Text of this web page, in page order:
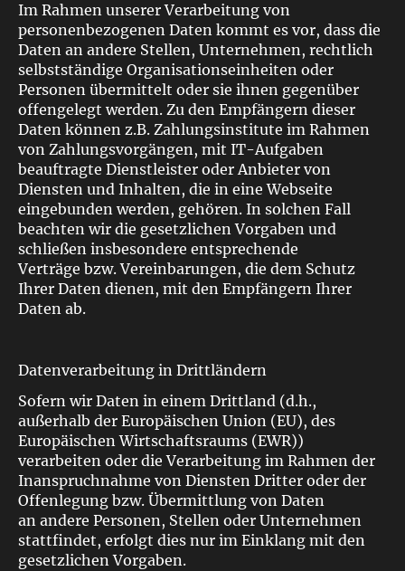
Im Rahmen unserer Verarbeitung von
personenbezogenen Daten kommt es vor, dass die
Daten an andere Stellen, Unternehmen, rechtlich
selbstständige Organisationseinheiten oder
Personen übermittelt oder sie ihnen gegenüber
offengelegt werden. Zu den Empfängern dieser
Daten können z.B. Zahlungsinstitute im Rahmen
von Zahlungsvorgängen, mit IT-Aufgaben
beauftragte Dienstleister oder Anbieter von
Diensten und Inhalten, die in eine Webseite
eingebunden werden, gehören. In solchen Fall
beachten wir die gesetzlichen Vorgaben und
schließen insbesondere entsprechende
Verträge bzw. Vereinbarungen, die dem Schutz
Ihrer Daten dienen, mit den Empfängern Ihrer
Daten ab.
Datenverarbeitung in Drittländern
Sofern wir Daten in einem Drittland (d.h.,
außerhalb der Europäischen Union (EU), des
Europäischen Wirtschaftsraums (EWR))
verarbeiten oder die Verarbeitung im Rahmen der
Inanspruchnahme von Diensten Dritter oder der
Offenlegung bzw. Übermittlung von Daten
an andere Personen, Stellen oder Unternehmen
stattfindet, erfolgt dies nur im Einklang mit den
gesetzlichen Vorgaben.